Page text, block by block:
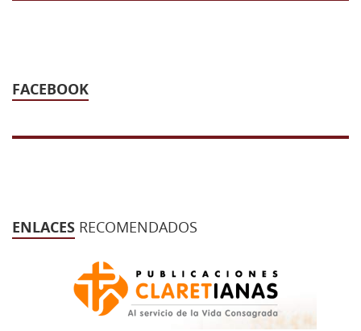
FACEBOOK
ENLACES RECOMENDADOS